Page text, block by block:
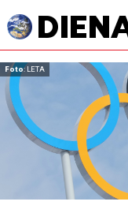
Foto: LETA